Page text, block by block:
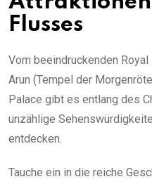
Flusses
Vom beeindruckenden
Arun (Tempel der
Palace gibt es entlang des
unzählige
entdecken.
Tauche ein in die reiche